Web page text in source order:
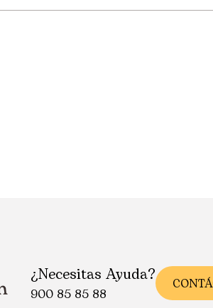
¿Necesitas Ayuda?
900 85 85 88